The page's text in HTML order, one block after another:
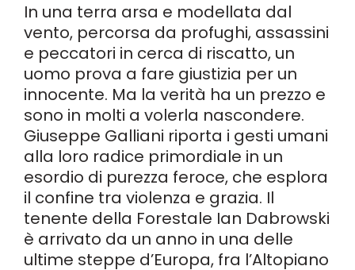
In una terra arsa e modellata dal
vento, percorsa da profughi, assassini
e peccatori in cerca di riscatto, un
uomo prova a fare giustizia per un
innocente. Ma la verità ha un prezzo e
sono in molti a volerla nascondere.
Giuseppe Galliani riporta i gesti umani
alla loro radice primordiale in un
esordio di purezza feroce, che esplora
il confine tra violenza e grazia. Il
tenente della Forestale Ian Dabrowski
è arrivato da un anno in una delle
ultime steppe d’Europa, fra l’Altopiano